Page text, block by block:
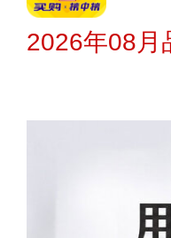
2026年08月